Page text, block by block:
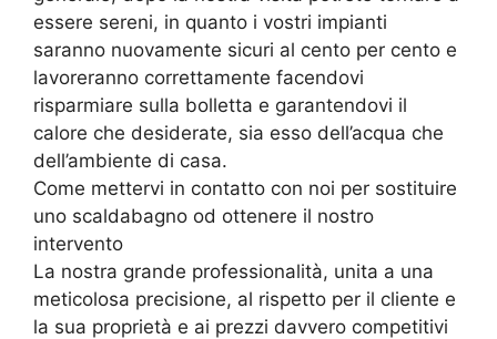
essere sereni, in quanto i vostri impianti
saranno nuovamente sicuri al cento per cento e
lavoreranno correttamente facendovi
risparmiare sulla bolletta e garantendovi il
calore che desiderate, sia esso dell’acqua che
dell’ambiente di casa.
Come mettervi in contatto con noi per sostituire
uno scaldabagno od ottenere il nostro
intervento
La nostra grande professionalità, unita a una
meticolosa precisione, al rispetto per il cliente e
la sua proprietà e ai prezzi davvero competitivi